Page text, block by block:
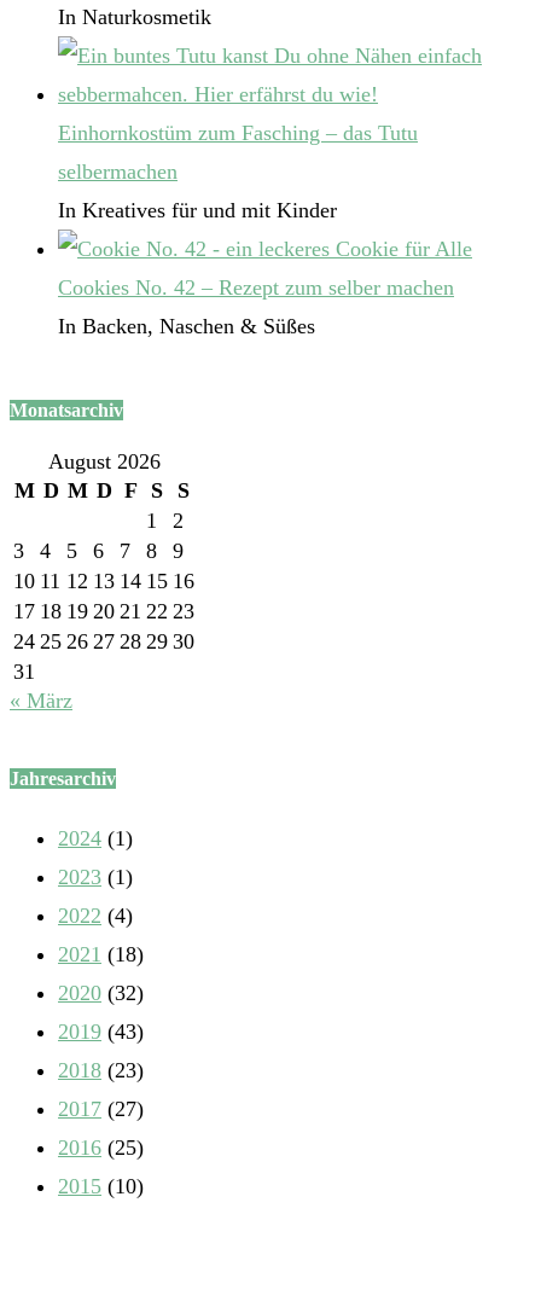
In Naturkosmetik
Einhornkostüm zum Fasching – das Tutu
selbermachen
In Kreatives für und mit Kinder
Cookies No. 42 – Rezept zum selber machen
In Backen, Naschen & Süßes
Monatsarchiv
August 2026
M D M D F S
S
1
2
3
4 5 6 7 8
9
10 11 12 13 14 15 16
17 18 19 20 21 22 23
24 25 26 27 28 29 30
31
« März
Jahresarchiv
2024 (1)
2023 (1)
2022 (4)
2021 (18)
2020 (32)
2019 (43)
2018 (23)
2017 (27)
2016 (25)
2015 (10)